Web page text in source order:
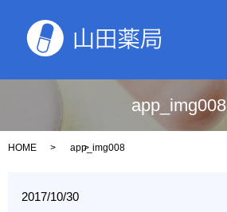
app_img008
HOME app_img008
2017/10/30